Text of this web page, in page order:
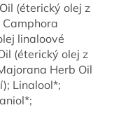
(éterický olej z
linaloové
(éterický olej z
Herb Oil
Linalool*;